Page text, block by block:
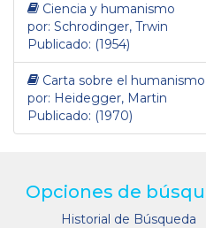
Ciencia y humanismo
por: Schrodinger, Trwin
Publicado: (1954)
Carta sobre el humanismo
por: Heidegger, Martin
Publicado: (1970)
Opciones de
Historial de Búsqueda